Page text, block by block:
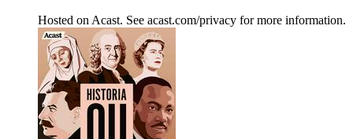
Hosted on Acast. See acast.com/privacy for more information.